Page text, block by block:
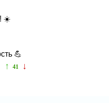
☀️
💪
↑ 41 ↓